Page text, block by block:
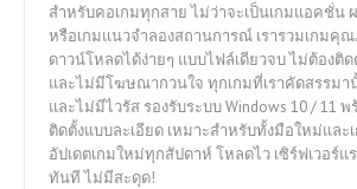
สำหรับคอเกมทุกสาย ไม่ว่าจะเป็นเกมแอคชั่น
หรือเกมแนวจำลองสถานการณ์ เรารวมเกมคุ
ดาวน์โหลดได้ง่ายๆ แบบไฟล์เดียวจบ ไม่ต้องติ
และไม่มีโฆษณากวนใจ ทุกเกมที่เราคัดสรรม
และไม่มีไวรัส รองรับระบบ Windows 10 / 11
ติดตั้งแบบละเอียด เหมาะสำหรับทั้งมือใหม่และ
อัปเดตเกมใหม่ทุกสัปดาห์ โหลดไว เซิร์ฟเวอร์แ
ทันที ไม่มีสะดุด!